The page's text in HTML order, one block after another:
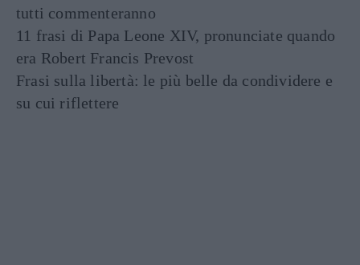
tutti commenteranno
11 frasi di Papa Leone XIV, pronunciate quando
era Robert Francis Prevost
Frasi sulla libertà: le più belle da condividere e
su cui riflettere